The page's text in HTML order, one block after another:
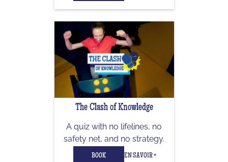
The Clash of Knowledge
A quiz with no lifelines, no
safety net, and no strategy.
BOOK EN SAVOIR +